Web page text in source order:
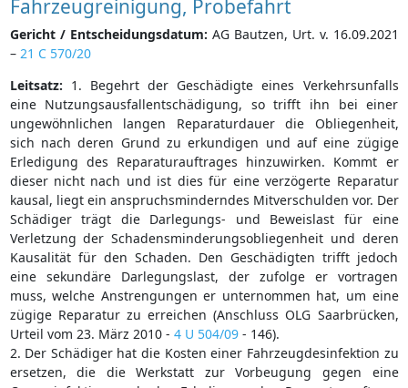
Fahrzeugreinigung, Probefahrt
Gericht / Entscheidungsdatum: AG Bautzen, Urt. v. 16.09.2021
– 21 C 570/20
Leitsatz: 1. Begehrt der Geschädigte eines Verkehrsunfalls
eine Nutzungsausfallentschädigung, so trifft ihn bei einer
ungewöhnlichen langen Reparaturdauer die Obliegenheit,
sich nach deren Grund zu erkundigen und auf eine zügige
Erledigung des Reparaturauftrages hinzuwirken. Kommt er
dieser nicht nach und ist dies für eine verzögerte Reparatur
kausal, liegt ein anspruchsminderndes Mitverschulden vor. Der
Schädiger trägt die Darlegungs- und Beweislast für eine
Verletzung der Schadensminderungsobliegenheit und deren
Kausalität für den Schaden. Den Geschädigten trifft jedoch
eine sekundäre Darlegungslast, der zufolge er vortragen
muss, welche Anstrengungen er unternommen hat, um eine
zügige Reparatur zu erreichen (Anschluss OLG Saarbrücken,
Urteil vom 23. März 2010 - 4 U 504/09- 146).
2. Der Schädiger hat die Kosten einer Fahrzeugdesinfektion zu
ersetzen, die die Werkstatt zur Vorbeugung gegen eine